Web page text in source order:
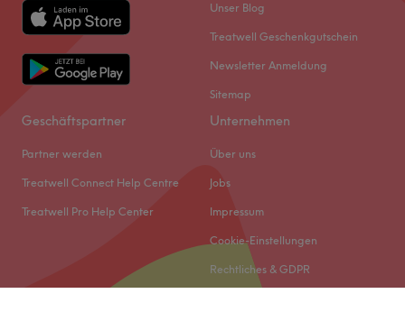
Unser Blog
Treatwell Geschenkgutschein
Newsletter Anmeldung
Sitemap
Geschäftspartner
Partner werden
Treatwell Connect Help Centre
Treatwell Pro Help Center
Unternehmen
Über uns
Jobs
Impressum
Cookie-Einstellungen
Rechtliches & GDPR